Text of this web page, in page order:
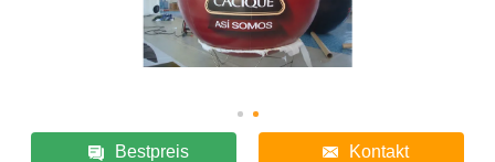
Bestpreis Kontakt